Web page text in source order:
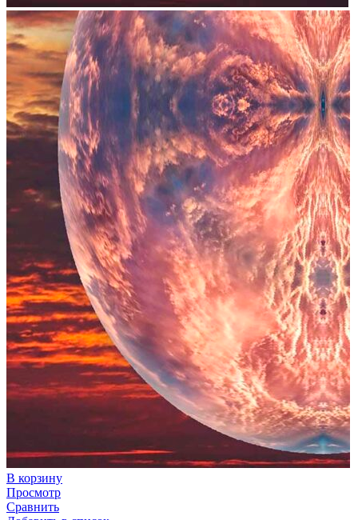
В корзину
Просмотр
Сравнить